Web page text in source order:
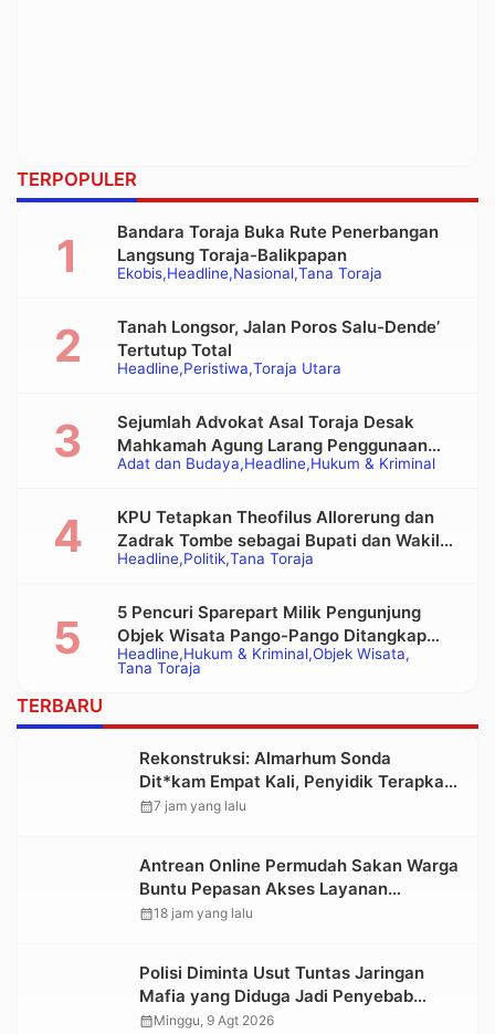
TERPOPULER
Ekobis Headline Nasional Tana Toraja
Bandara Toraja Buka Rute Penerbangan
Langsung Toraja-Balikpapan
Headline Peristiwa Toraja Utara
Tanah Longsor, Jalan Poros Salu-Dende’
Tertutup Total
Adat dan Budaya Headline Hukum & Kriminal
Sejumlah Advokat Asal Toraja Desak
Mahkamah Agung Larang Penggunaan
Alat Berat pada Eksekusi Rumah Adat
Headline Politik Tana Toraja
KPU Tetapkan Theofilus Allorerung dan
Zadrak Tombe sebagai Bupati dan Wakil
Bupati Tana Toraja Terpilih
Headline Hukum & Kriminal Objek Wisata
Tana Toraja
5 Pencuri Sparepart Milik Pengunjung
Objek Wisata Pango-Pango Ditangkap
Polisi
TERBARU
Rekonstruksi: Almarhum Sonda
Dit*kam Empat Kali, Penyidik Terapkan
Pasal Pembunuhan Berencana
calendar_month7 jam yang lalu
Antrean Online Permudah Sakan Warga
Buntu Pepasan Akses Layanan
Kesehatan Tanpa Hambatan
calendar_month18 jam yang lalu
Polisi Diminta Usut Tuntas Jaringan
Mafia yang Diduga Jadi Penyebab
Kelangkaan BBM di Toraja
calendar_monthMinggu, 9 Agt 2026